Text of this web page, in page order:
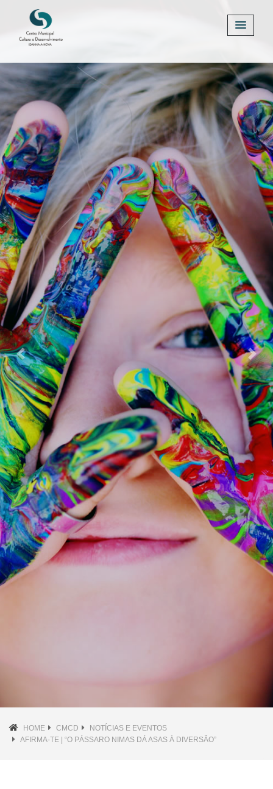
Previous Next
HOME CMCD
NOTÍCIAS E EVENTOS
AFIRMA-TE | “O PÁSSARO NIMAS DÁ ASAS À DIVERSÃO”